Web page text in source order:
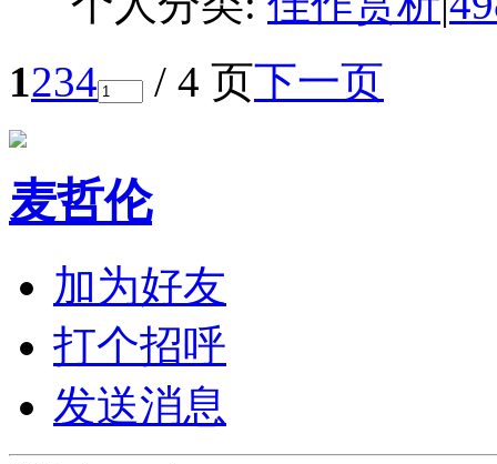
1234 / 4 页下一页
麦哲伦
加为好友
打个招呼
发送消息